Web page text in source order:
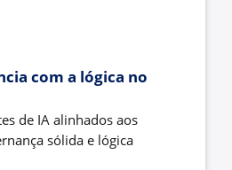
com a lógica no
de IA alinhados aos
sólida e lógica